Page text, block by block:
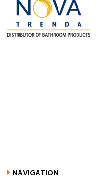
NAVIGATION